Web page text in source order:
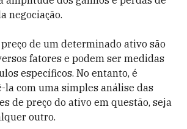
negociação.
de um determinado ativo são
fatores e podem ser medidas
específicos. No entanto, é
la com uma simples análise das
de preço do ativo em questão, seja
outro.